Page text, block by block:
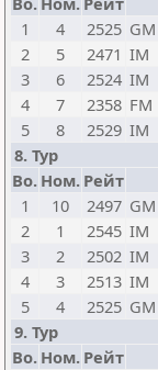
1
4 2525 GM
2
5 2471 IM
3
6 2524 IM
4
7 2358 FM
5
8 2529 IM
8. Тур
Bo. Ном. Рейт
1
10 2497 GM
2
1 2545 IM
3
2 2502 IM
4
3 2513 IM
5
4 2525 GM
9. Тур
Bo. Ном. Рейт